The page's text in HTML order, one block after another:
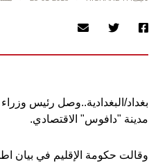
بغداد/البغدادية..وصل رئيس
مدينة "دافوس" الاقتصادي.
وقالت حكومة الإقليم في بيان